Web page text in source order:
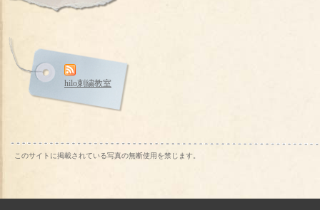
hilo刺繍教室
このサイトに掲載されている写真の無断使用を禁じます。